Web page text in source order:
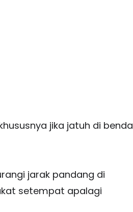
jika jatuh di benda
jarak pandang di
setempat apalagi